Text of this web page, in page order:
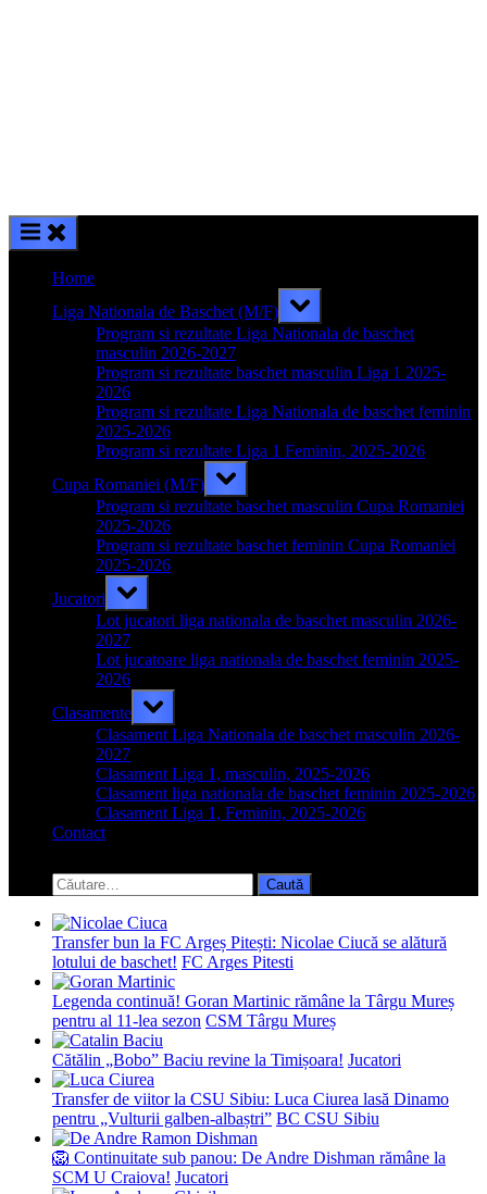
Home
Liga Nationala de Baschet (M/F)
Toggle
sub-
menu
Program si rezultate Liga Nationala de baschet
masculin 2026-2027
Program si rezultate baschet masculin Liga 1 2025-
2026
Program si rezultate Liga Nationala de baschet feminin
2025-2026
Program si rezultate Liga 1 Feminin, 2025-2026
Cupa Romaniei (M/F)
Toggle
sub-
menu
Program si rezultate baschet masculin Cupa Romaniei
2025-2026
Program si rezultate baschet feminin Cupa Romaniei
2025-2026
Jucatori
Toggle
sub-
menu
Lot jucatori liga nationala de baschet masculin 2026-
2027
Lot jucatoare liga nationala de baschet feminin 2025-
2026
Clasamente
Toggle
sub-
menu
Clasament Liga Nationala de baschet masculin 2026-
2027
Clasament Liga 1, masculin, 2025-2026
Clasament liga nationala de baschet feminin 2025-2026
Clasament Liga 1, Feminin, 2025-2026
Contact
search
form
Caută
după:
Transfer bun la FC Argeș Pitești: Nicolae Ciucă se alătură
lotului de baschet! FC Arges Pitesti
Legenda continuă! Goran Martinic rămâne la Târgu Mureș
pentru al 11-lea sezon CSM Târgu Mureș
Cătălin „Bobo” Baciu revine la Timișoara! Jucatori
Transfer de viitor la CSU Sibiu: Luca Ciurea lasă Dinamo
pentru „Vulturii galben-albaștri” BC CSU Sibiu
🦁 Continuitate sub panou: De Andre Dishman rămâne la
SCM U Craiova! Jucatori